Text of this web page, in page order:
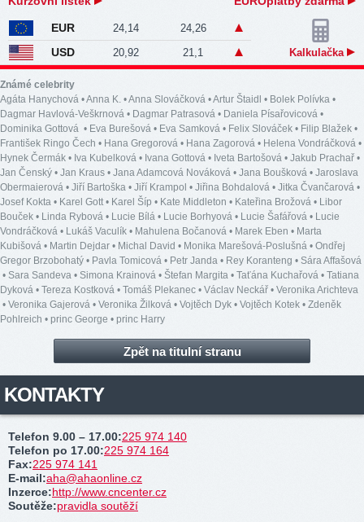
EUR 24,14 24,26
USD 20,92 21,1 Kalkulačka
Známé celebrity
Agáta Hanychová •Anna K. •Anna Slováčková •Artur Štaidl • Bolek Polívka •
Dagmar Havlová-Veškrnová • Dagmar Patrasová • Daniela Písařovicová •
Dominika Gottová • Eva Burešová • Eva Samková • Felix Slováček • Filip Blažek •
František Ringo Čech • Hana Gregorová • Hana Zagorová • Helena Vondráčková •
Hynek Čermák • Iva Kubelková • Ivana Gottová • Iveta Bartošová • Jakub Prachař •
Jan Čenský • Jan Kraus • Jana Adamcová Nováková • Jana Boušková • Jaroslava
Obermaierová • Jiří Bartoška • Jiří Krampol • Jiřina Bohdalová • Jitka Čvančarová •
Josef Kokta • Karel Gott • Karel Šíp • Kate Middleton • Kateřina Brožová • Libor
Bouček • Linda Rybová • Lucie Bílá • Lucie Borhyová • Lucie Šafářová • Lucie
Vondráčková • Lukáš Vaculík • Mahulena Bočanová • Marek Eben • Marta
Kubišová • Martin Dejdar • Michal David • Monika Marešová-Poslušná • Ondřej
Gregor Brzobohatý • Pavla Tomicová • Petr Janda • Rey Koranteng • Sára Affašová
• Sara Sandeva • Simona Krainová • Štefan Margita • Taťána Kuchařová • Tatiana
Dyková • Tereza Kostková • Tomáš Plekanec • Václav Neckář • Veronika Arichteva
• Veronika Gajerová • Veronika Žilková • Vojtěch Dyk • Vojtěch Kotek • Zdeněk
Pohlreich • princ George • princ Harry
Zpět na titulní stranu
KONTAKTY
Telefon 9.00 – 17.00:225 974 140
Telefon po 17.00:225 974 164
Fax:225 974 141
E-mail:aha@ahaonline.cz
Inzerce:http://www.cncenter.cz
Soutěže:pravidla soutěží